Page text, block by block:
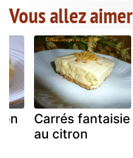
Vous allez aimer
Carrés fantaisie
au citron